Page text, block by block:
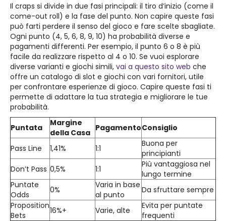
Il craps si divide in due fasi principali: il tiro d’inizio (come il
come-out roll) e la fase del punto. Non capire queste fasi
può farti perdere il senso del gioco e fare scelte sbagliate.
Ogni punto (4, 5, 6, 8, 9, 10) ha probabilità diverse e
pagamenti differenti. Per esempio, il punto 6 o 8 è più
facile da realizzare rispetto al 4 o 10. Se vuoi esplorare
diverse varianti e giochi simili, vai a questo sito web che
offre un catalogo di slot e giochi con vari fornitori, utile
per confrontare esperienze di gioco. Capire queste fasi ti
permette di adattare la tua strategia e migliorare le tue
probabilità.
Puntata
Margine
della Casa PagamentoConsiglio
Pass Line 1,41% 1:1
Buona per
principianti
Don’t Pass 0,5% 1:1
Più vantaggiosa nel
lungo termine
Puntate
Odds
0%
Varia in base
al punto
Da sfruttare sempre
Proposition
Bets
16%+ Varie, alte
Evita per puntate
frequenti